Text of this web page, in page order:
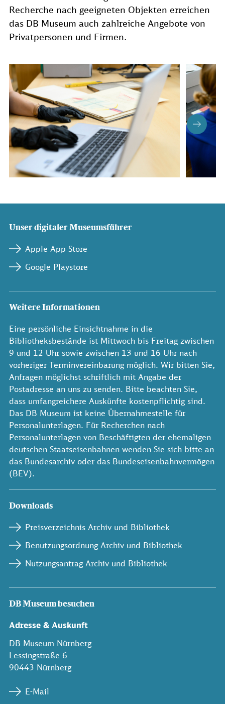
Recherche nach geeigneten Objekten erreichen
das DB Museum auch zahlreiche Angebote von
Privatpersonen und Firmen.
Unser digitaler Museumsführer
Apple App Store
Google Playstore
Weitere Informationen
Eine persönliche Einsichtnahme in die
Bibliotheksbestände ist Mittwoch bis Freitag zwischen
9 und 12 Uhr sowie zwischen 13 und 16 Uhr nach
vorheriger Terminvereinbarung möglich. Wir bitten Sie,
Anfragen möglichst schriftlich mit Angabe der
Postadresse an uns zu senden. Bitte beachten Sie,
dass umfangreichere Auskünfte kostenpflichtig sind.
Das DB Museum ist keine Übernahmestelle für
Personalunterlagen. Für Recherchen nach
Personalunterlagen von Beschäftigten der ehemaligen
deutschen Staatseisenbahnen wenden Sie sich bitte an
das Bundesarchiv oder das Bundeseisenbahnvermögen
(BEV).
Downloads
Preisverzeichnis Archiv und Bibliothek
Benutzungsordnung Archiv und Bibliothek
Nutzungsantrag Archiv und Bibliothek
DB Museum besuchen
Adresse & Auskunft
DB Museum Nürnberg
Lessingstraße 6
90443 Nürnberg
E-Mail